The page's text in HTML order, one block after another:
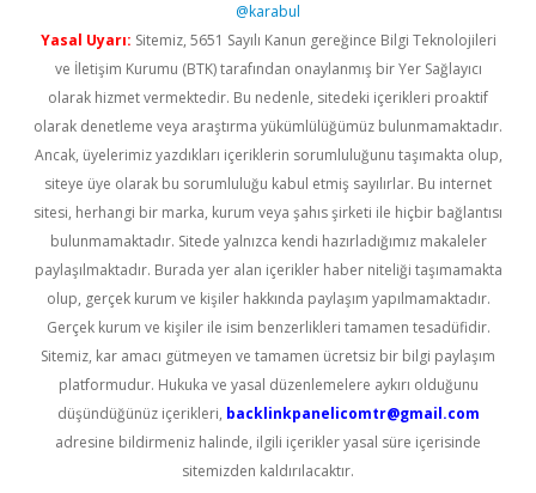
@karabul
Yasal Uyarı: Sitemiz, 5651 Sayılı Kanun gereğince Bilgi Teknolojileri
ve İletişim Kurumu (BTK) tarafından onaylanmış bir Yer Sağlayıcı
olarak hizmet vermektedir. Bu nedenle, sitedeki içerikleri proaktif
olarak denetleme veya araştırma yükümlülüğümüz bulunmamaktadır.
Ancak, üyelerimiz yazdıkları içeriklerin sorumluluğunu taşımakta olup,
siteye üye olarak bu sorumluluğu kabul etmiş sayılırlar. Bu internet
sitesi, herhangi bir marka, kurum veya şahıs şirketi ile hiçbir bağlantısı
bulunmamaktadır. Sitede yalnızca kendi hazırladığımız makaleler
paylaşılmaktadır. Burada yer alan içerikler haber niteliği taşımamakta
olup, gerçek kurum ve kişiler hakkında paylaşım yapılmamaktadır.
Gerçek kurum ve kişiler ile isim benzerlikleri tamamen tesadüfidir.
Sitemiz, kar amacı gütmeyen ve tamamen ücretsiz bir bilgi paylaşım
platformudur. Hukuka ve yasal düzenlemelere aykırı olduğunu
düşündüğünüz içerikleri, backlinkpanelicomtr@gmail.com
adresine bildirmeniz halinde, ilgili içerikler yasal süre içerisinde
sitemizden kaldırılacaktır.